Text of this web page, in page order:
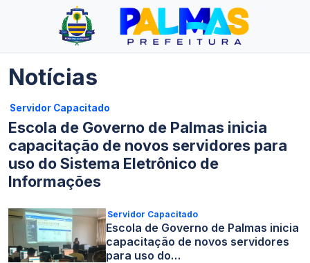
Notícias
Servidor Capacitado
Escola de Governo de Palmas inicia
capacitação de novos servidores para
uso do Sistema Eletrônico de
Informações
Servidor Capacitado
Escola de Governo de Palmas inicia
capacitação de novos servidores
para uso do…